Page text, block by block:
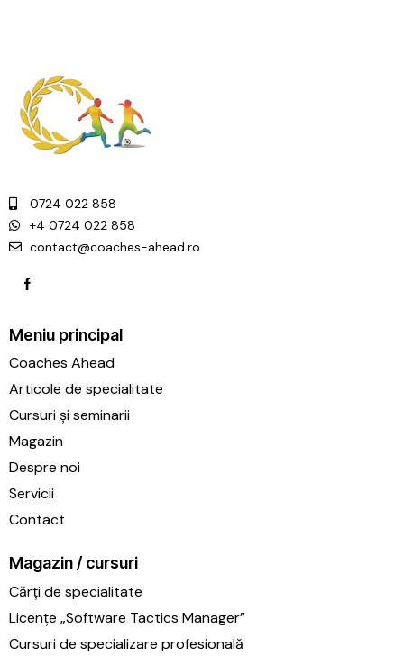
0724 022 858
+4 0724 022 858
contact@coaches-ahead.ro
Meniu principal
Coaches Ahead
Articole de specialitate
Cursuri și seminarii
Magazin
Despre noi
Servicii
Contact
Magazin / cursuri
Cărți de specialitate
Licențe „Software Tactics Manager”
Cursuri de specializare profesională